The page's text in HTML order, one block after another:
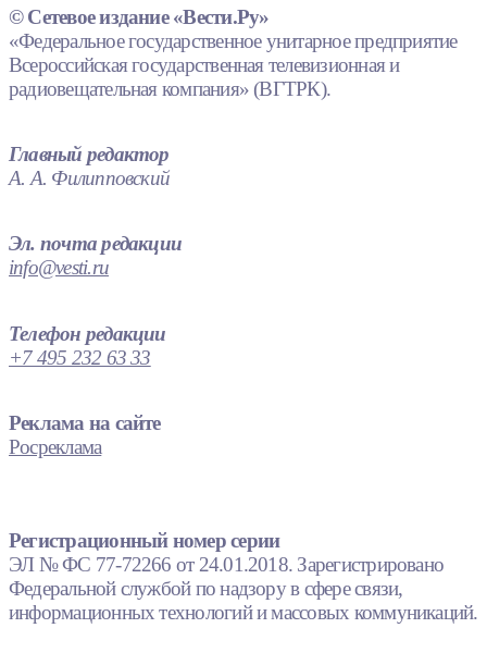
© Сетевое издание «Вести.Ру»
«Федеральное государственное унитарное предприятие
Всероссийская государственная телевизионная и
радиовещательная компания» (ВГТРК).
Главный редактор
А. А. Филипповский
Эл. почта редакции
info@vesti.ru
Телефон редакции
+7 495 232 63 33
Реклама на сайте
Росреклама
Регистрационный номер серии
ЭЛ № ФС 77-72266 от 24.01.2018. Зарегистрировано
Федеральной службой по надзору в сфере связи,
информационных технологий и массовых коммуникаций.